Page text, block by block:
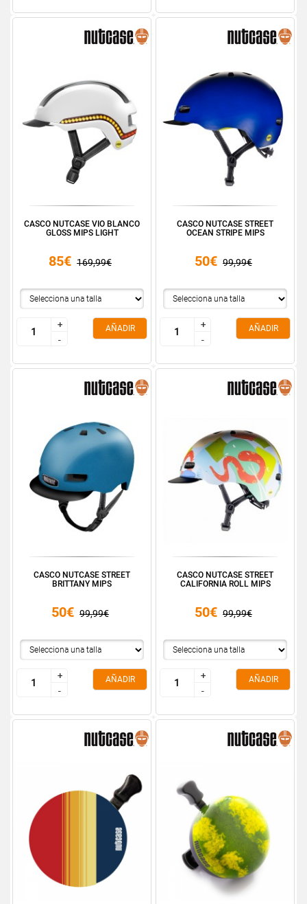
CASCO NUTCASE VIO BLANCO
GLOSS MIPS LIGHT
85€ 169,99€
+
-
+
-
AÑADIR
CASCO NUTCASE STREET
OCEAN STRIPE MIPS
50€ 99,99€
+
-
+
-
AÑADIR
CASCO NUTCASE STREET
BRITTANY MIPS
50€ 99,99€
+
-
+
-
AÑADIR
CASCO NUTCASE STREET
CALIFORNIA ROLL MIPS
50€ 99,99€
+
-
+
-
AÑADIR